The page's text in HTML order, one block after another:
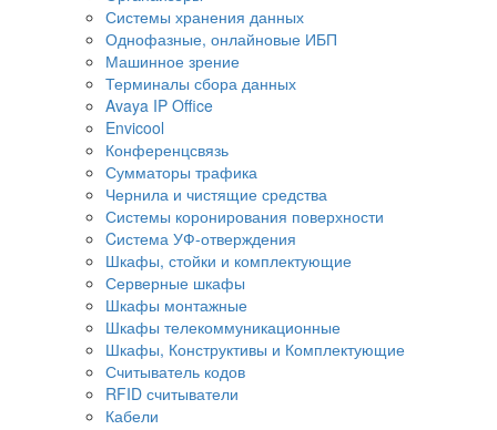
Системы хранения данных
Однофазные, онлайновые ИБП
Машинное зрение
Терминалы сбора данных
Avaya IP Office
Envicool
Конференцсвязь
Сумматоры трафика
Чернила и чистящие средства
Системы коронирования поверхности
Cистема УФ-отверждения
Шкафы, стойки и комплектующие
Серверные шкафы
Шкафы монтажные
Шкафы телекоммуникационные
Шкафы, Конструктивы и Комплектующие
Считыватель кодов
RFID считыватели
Кабели